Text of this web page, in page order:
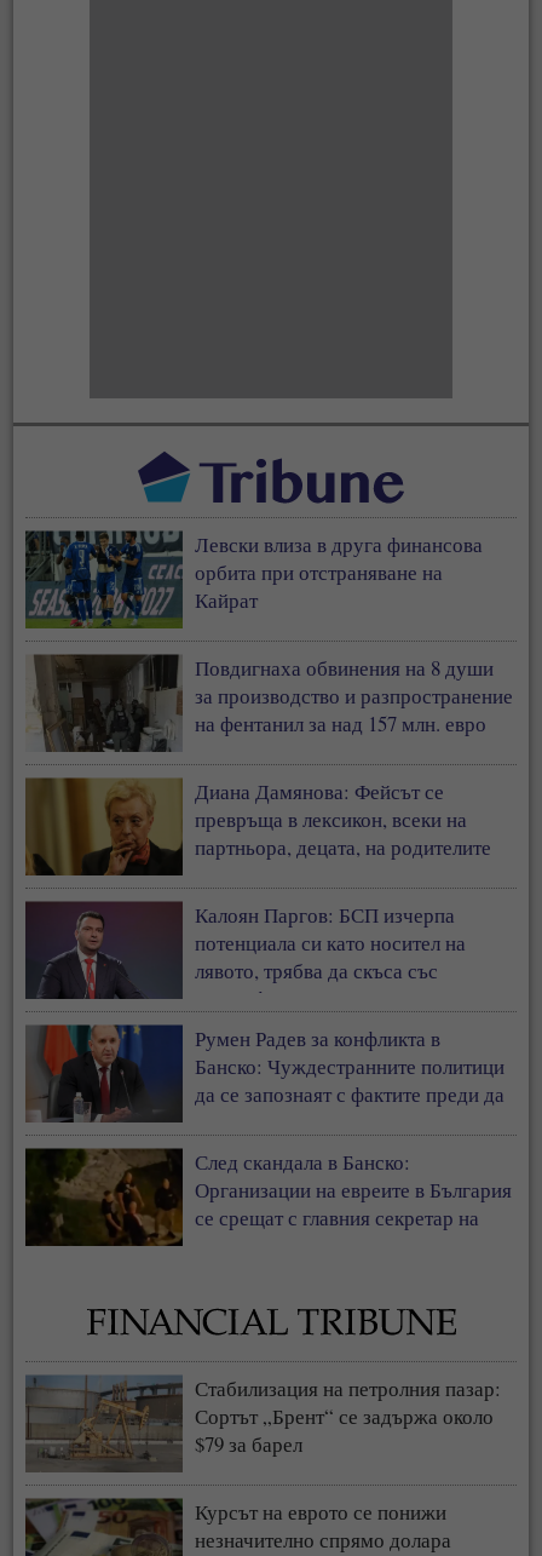
Левски влиза в друга финансова
орбита при отстраняване на
Кайрат
Повдигнаха обвинения на 8 души
за производство и разпространение
на фентанил за над 157 млн. евро
Диана Дамянова: Фейсът се
превръща в лексикон, всеки на
партньора, децата, на родителите
Калоян Паргов: БСП изчерпа
потенциала си като носител на
лявото, трябва да скъса със
съветофилската същност
Румен Радев за конфликта в
Банско: Чуждестранните политици
да се запознаят с фактите преди да
След скандала в Банско:
Организации на евреите в България
се срещат с главния секретар на
Стабилизация на петролния пазар:
Сортът „Брент“ се задържа около
$79 за барел
Курсът на еврото се понижи
незначително спрямо долара